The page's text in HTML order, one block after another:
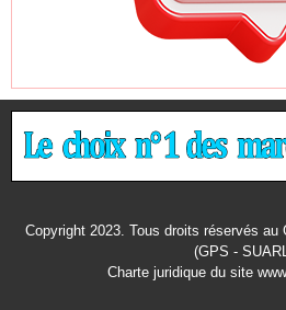
Copyright 2023. Tous droits réservés au
(GPS -
Charte juridiquedu site